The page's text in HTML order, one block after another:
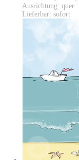
Ausrichtung: quer
Lieferbar: sofort